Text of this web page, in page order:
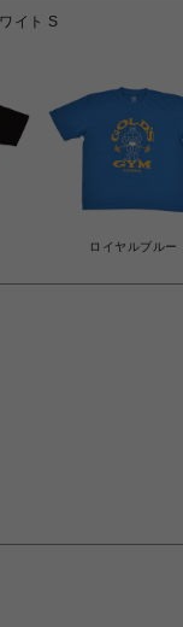
イト S
ロイヤルブルー